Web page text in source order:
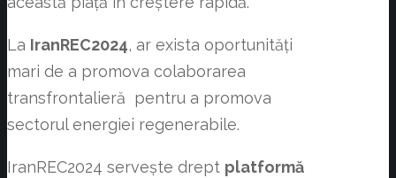
La IranREC2024, ar exista oportunități
mari de a promova colaborarea
transfrontalieră pentru a promova
sectorul energiei regenerabile.
IranREC2024 servește drept platformă